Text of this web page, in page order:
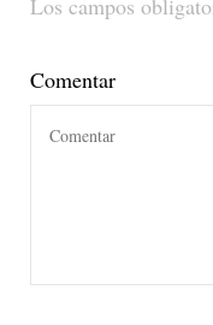
Los campos
Comentar